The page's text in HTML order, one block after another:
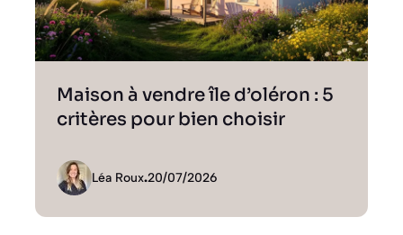
Maison à vendre île d’oléron : 5
critères pour bien choisir
Léa Roux.20/07/2026